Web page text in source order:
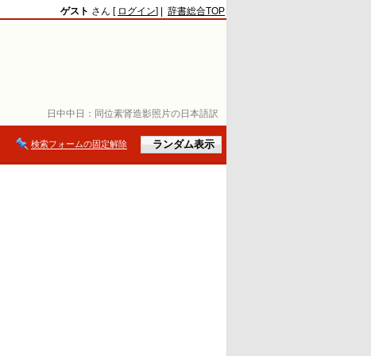
日中中日： 同位素肾造影照片の日本語訳
ゲスト さん [ ログイン] | 辞書総合TOP
検索フォームの固定解除